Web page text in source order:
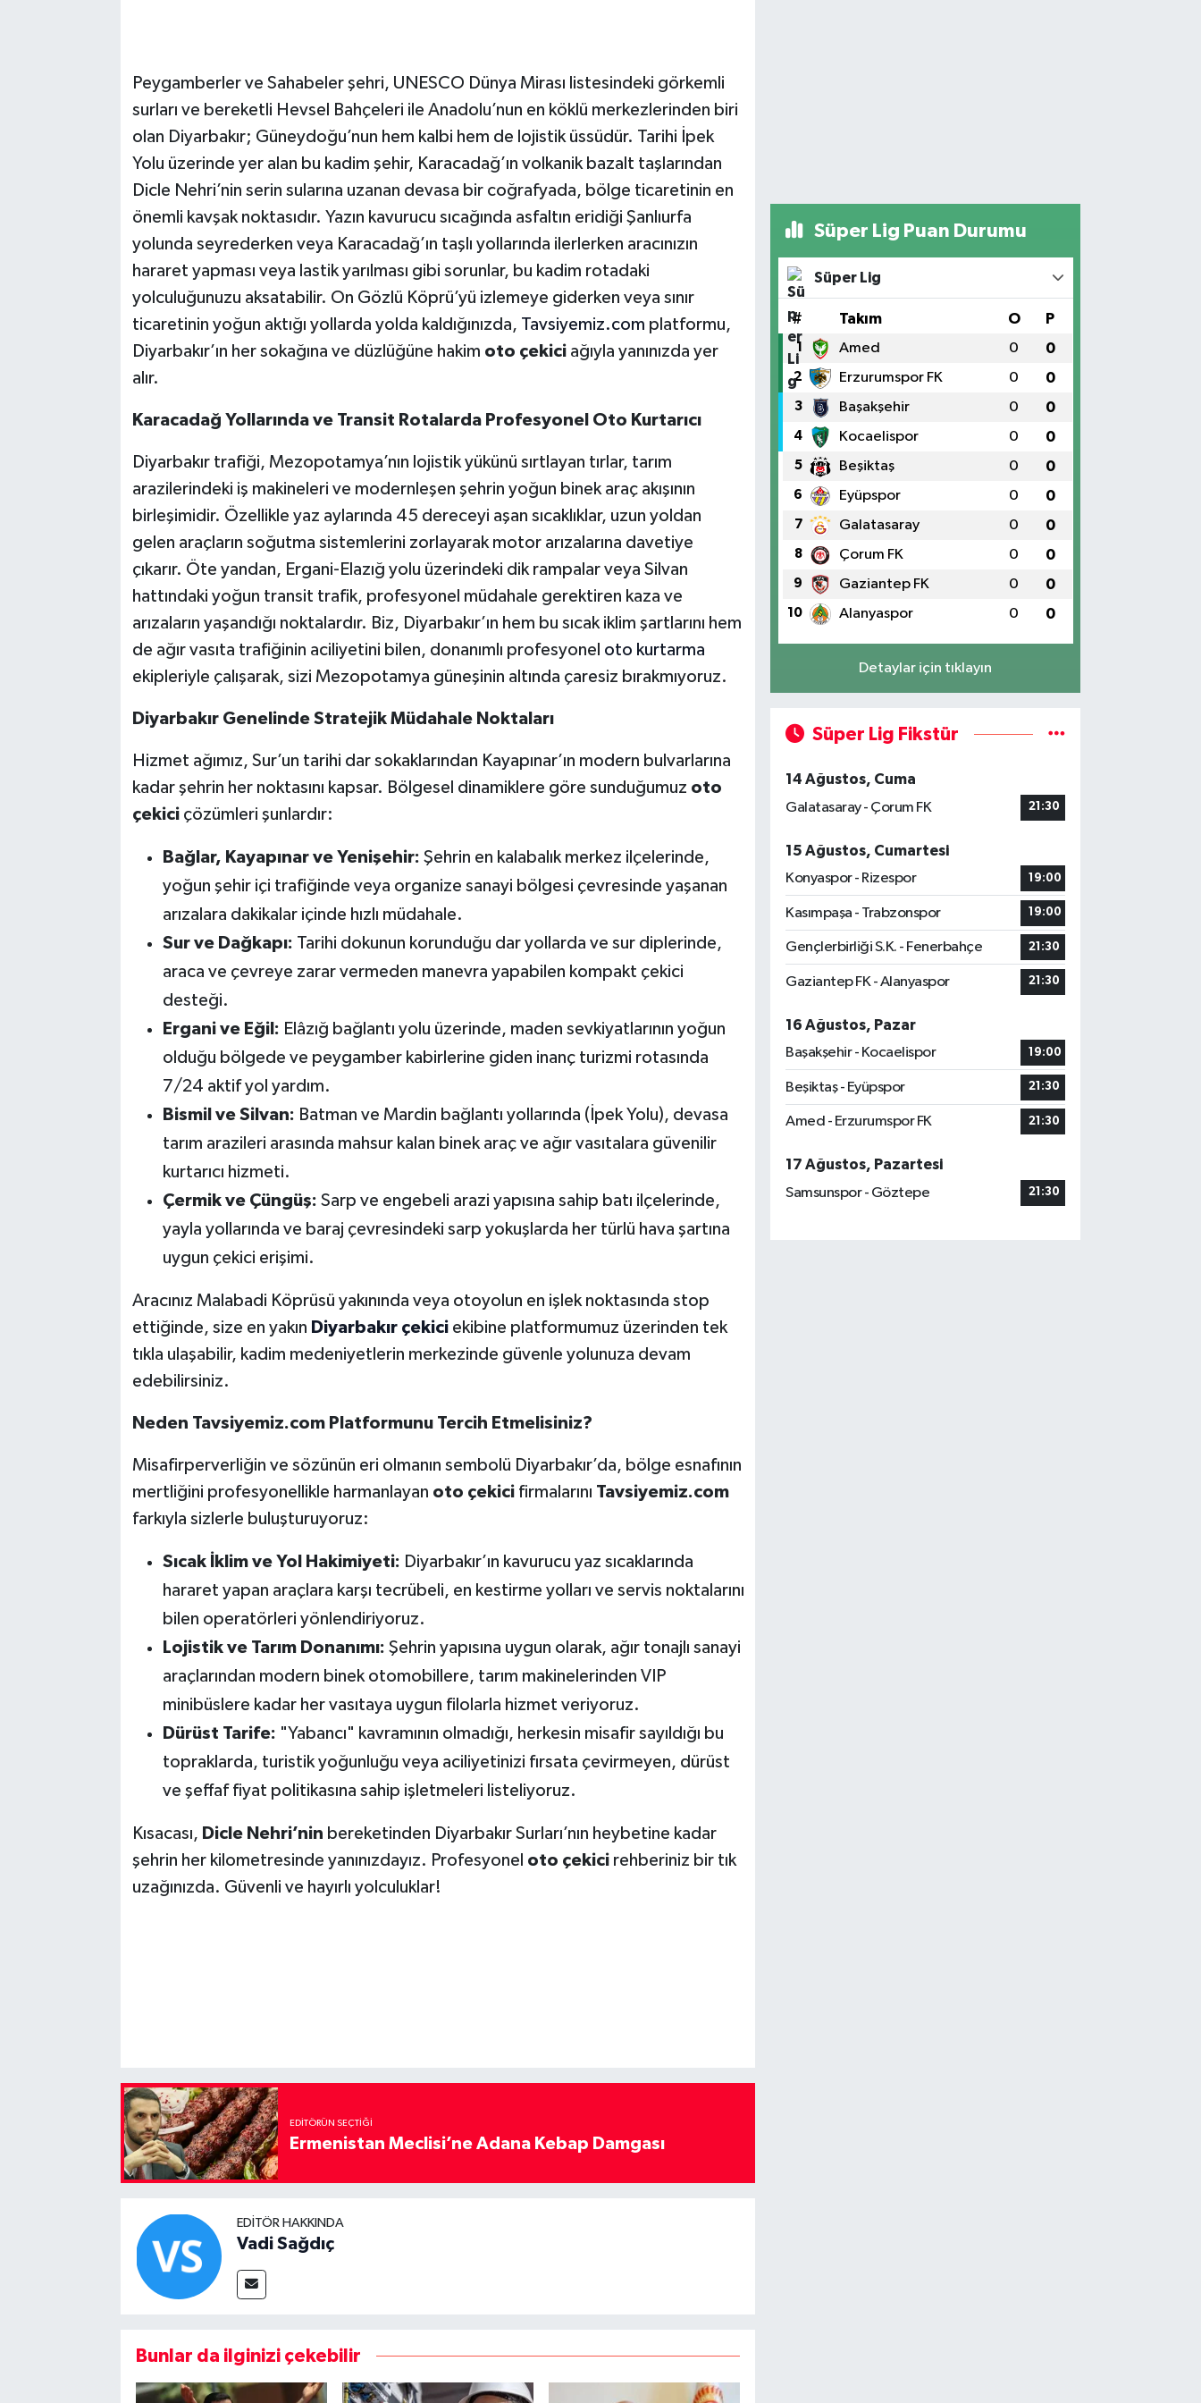
Peygamberler ve Sahabeler şehri, UNESCO Dünya Mirası listesindeki görkemli
surları ve bereketli Hevsel Bahçeleri ile Anadolu’nun en köklü merkezlerinden biri
olan Diyarbakır; Güneydoğu’nun hem kalbi hem de lojistik üssüdür. Tarihi İpek
Yolu üzerinde yer alan bu kadim şehir, Karacadağ’ın volkanik bazalt taşlarından
Dicle Nehri’nin serin sularına uzanan devasa bir coğrafyada, bölge ticaretinin en
önemli kavşak noktasıdır. Yazın kavurucu sıcağında asfaltın eridiği Şanlıurfa
yolunda seyrederken veya Karacadağ’ın taşlı yollarında ilerlerken aracınızın
hararet yapması veya lastik yarılması gibi sorunlar, bu kadim rotadaki
yolculuğunuzu aksatabilir. On Gözlü Köprü’yü izlemeye giderken veya sınır
ticaretinin yoğun aktığı yollarda yolda kaldığınızda, Tavsiyemiz.com platformu,
Diyarbakır’ın her sokağına ve düzlüğüne hakim oto çekiciağıyla yanınızda yer
alır.
Karacadağ Yollarında ve Transit Rotalarda Profesyonel Oto Kurtarıcı
Diyarbakır trafiği, Mezopotamya’nın lojistik yükünü sırtlayan tırlar, tarım
arazilerindeki iş makineleri ve modernleşen şehrin yoğun binek araç akışının
birleşimidir. Özellikle yaz aylarında 45 dereceyi aşan sıcaklıklar, uzun yoldan
gelen araçların soğutma sistemlerini zorlayarak motor arızalarına davetiye
çıkarır. Öte yandan, Ergani-Elazığ yolu üzerindeki dik rampalar veya Silvan
hattındaki yoğun transit trafik, profesyonel müdahale gerektiren kaza ve
arızaların yaşandığı noktalardır. Biz, Diyarbakır’ın hem bu sıcak iklim şartlarını hem
de ağır vasıta trafiğinin aciliyetini bilen, donanımlı profesyonel oto kurtarma
ekipleriyle çalışarak, sizi Mezopotamya güneşinin altında çaresiz bırakmıyoruz.
Diyarbakır Genelinde Stratejik Müdahale Noktaları
Hizmet ağımız, Sur’un tarihi dar sokaklarından Kayapınar’ın modern bulvarlarına
kadar şehrin her noktasını kapsar. Bölgesel dinamiklere göre sunduğumuz oto
çekiciçözümleri şunlardır:
Bağlar, Kayapınar ve Yenişehir: Şehrin en kalabalık merkez ilçelerinde,
yoğun şehir içi trafiğinde veya organize sanayi bölgesi çevresinde yaşanan
arızalara dakikalar içinde hızlı müdahale.
Sur ve Dağkapı: Tarihi dokunun korunduğu dar yollarda ve sur diplerinde,
araca ve çevreye zarar vermeden manevra yapabilen kompakt çekici
desteği.
Ergani ve Eğil: Elâzığ bağlantı yolu üzerinde, maden sevkiyatlarının yoğun
olduğu bölgede ve peygamber kabirlerine giden inanç turizmi rotasında
7/24 aktif yol yardım.
Bismil ve Silvan: Batman ve Mardin bağlantı yollarında (İpek Yolu), devasa
tarım arazileri arasında mahsur kalan binek araç ve ağır vasıtalara güvenilir
kurtarıcı hizmeti.
Çermik ve Çüngüş: Sarp ve engebeli arazi yapısına sahip batı ilçelerinde,
yayla yollarında ve baraj çevresindeki sarp yokuşlarda her türlü hava şartına
uygun çekici erişimi.
Aracınız Malabadi Köprüsü yakınında veya otoyolun en işlek noktasında stop
ettiğinde, size en yakın Diyarbakır çekiciekibine platformumuz üzerinden tek
tıkla ulaşabilir, kadim medeniyetlerin merkezinde güvenle yolunuza devam
edebilirsiniz.
Neden Tavsiyemiz.com Platformunu Tercih Etmelisiniz?
Misafirperverliğin ve sözünün eri olmanın sembolü Diyarbakır’da, bölge esnafının
mertliğini profesyonellikle harmanlayan oto çekicifirmalarını Tavsiyemiz.com
farkıyla sizlerle buluşturuyoruz:
Sıcak İklim ve Yol Hakimiyeti: Diyarbakır’ın kavurucu yaz sıcaklarında
hararet yapan araçlara karşı tecrübeli, en kestirme yolları ve servis noktalarını
bilen operatörleri yönlendiriyoruz.
Lojistik ve Tarım Donanımı: Şehrin yapısına uygun olarak, ağır tonajlı sanayi
araçlarından modern binek otomobillere, tarım makinelerinden VIP
minibüslere kadar her vasıtaya uygun filolarla hizmet veriyoruz.
Dürüst Tarife: "Yabancı" kavramının olmadığı, herkesin misafir sayıldığı bu
topraklarda, turistik yoğunluğu veya aciliyetinizi fırsata çevirmeyen, dürüst
ve şeffaf fiyat politikasına sahip işletmeleri listeliyoruz.
Kısacası, Dicle Nehri’nin bereketinden Diyarbakır Surları’nın heybetine kadar
şehrin her kilometresinde yanınızdayız. Profesyonel oto çekicirehberiniz bir tık
uzağınızda. Güvenli ve hayırlı yolculuklar!
EDITÖRÜN SEÇTIĞI
Ermenistan Meclisi’ne Adana Kebap Damgası
EDITÖR HAKKINDA
Vadi Sağdıç
Bunlar da ilginizi çekebilir
Süper Lig Puan Durumu
Süper Lig
# Takım O P
1 Amed 0 0
2 Erzurumspor FK 0 0
3 Başakşehir 0 0
4 Kocaelispor 0 0
5 Beşiktaş 0 0
6 Eyüpspor 0 0
7 Galatasaray 0 0
8 Çorum FK 0 0
9 Gaziantep FK 0 0
10 Alanyaspor 0 0
Detaylar için tıklayın
Süper Lig Fikstür
14 Ağustos, Cuma
Galatasaray - Çorum FK
21:30
15 Ağustos, Cumartesi
Konyaspor - Rizespor
19:00
Kasımpaşa - Trabzonspor 19:00
Gençlerbirliği S.K. - Fenerbahçe 21:30
Gaziantep FK - Alanyaspor 21:30
16 Ağustos, Pazar
Başakşehir - Kocaelispor
19:00
Beşiktaş - Eyüpspor 21:30
Amed - Erzurumspor FK 21:30
17 Ağustos, Pazartesi
Samsunspor - Göztepe
21:30